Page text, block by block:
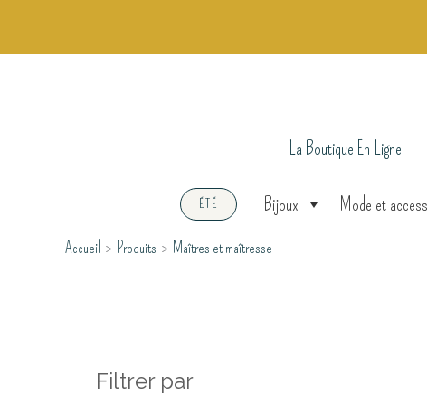
La Boutique En Ligne
ÉTÉ Bijoux Mode et
Accueil Produits Maîtres et maîtresse
Filtrer par